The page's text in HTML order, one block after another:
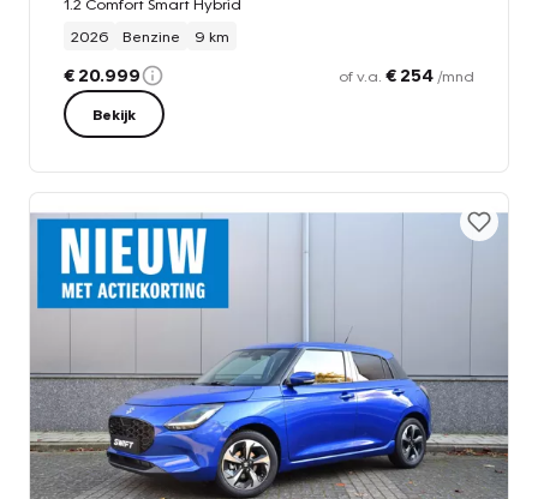
2026
Benzine 9 km
€ 20.999 of v.a. € 254 /mnd
Bekijk